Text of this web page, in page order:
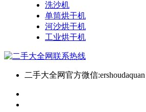
洗沙机
单筒烘干机
河沙烘干机
工业烘干机
二手大全网官方微信:ershoudaquan